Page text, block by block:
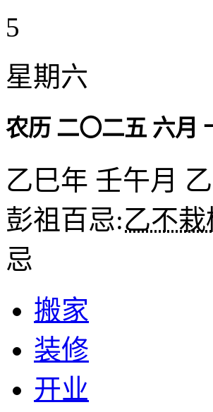
5
星期六
农历 二〇二五 六月
乙巳年 壬午月
彭祖百忌:乙不
忌
搬家
装修
开业